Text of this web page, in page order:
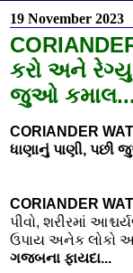
19 November 2023
કરો અને
જુઓ કમાલ...
CORIANDER
ધાણાનું પાણી, પછી
CORIANDER
પીવો, શરીરમાં
ઉપાય અનેક લોકો
ગજબના ફાયદા...